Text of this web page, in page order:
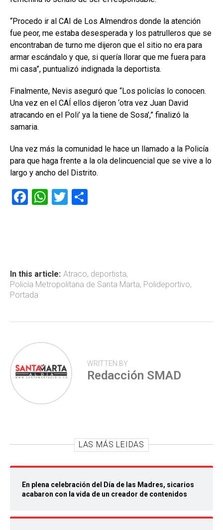
“Procedo ir al CAI de Los Almendros donde la atención
fue peor, me estaba desesperada y los patrulleros que se
encontraban de turno me dijeron que el sitio no era para
armar escándalo y que, si quería llorar que me fuera para
mi casa”, puntualizó indignada la deportista.
Finalmente, Nevis aseguró que “Los policías lo conocen.
Una vez en el CAÍ ellos dijeron ‘otra vez Juan David
atracando en el Poli’ ya la tiene de Sosa’,” finalizó la
samaria.
Una vez más la comunidad le hace un llamado a la Policía
para que haga frente a la ola delincuencial que se vive a lo
largo y ancho del Distrito.
F
ok
W
p
p
T
tir
In this article: Atraco, deportista,
Policía Metropolitana de Santa Marta, Polideportivo,
Portada
WRITTEN BY
Redacción SMAD
LAS MÁS LEIDAS
En plena celebración del Día de las Madres, sicarios
acabaron con la vida de un creador de contenidos